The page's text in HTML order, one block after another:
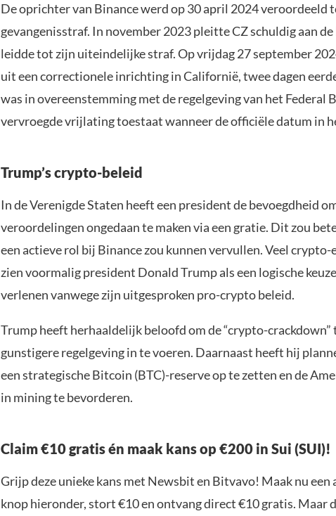
De oprichter van Binance werd op 30 april 2024 veroordeeld
gevangenisstraf. In november 2023 pleitte CZ schuldig aan
leidde tot zijn uiteindelijke straf. Op vrijdag 27 september
uit een correctionele inrichting in Californië, twee dagen
was in overeenstemming met de regelgeving van het Federal
vervroegde vrijlating toestaat wanneer de officiële datum in
Trump’s crypto-beleid
In de Verenigde Staten heeft een president de bevoegdheid
veroordelingen ongedaan te maken via een gratie. Dit zou
een actieve rol bij Binance zou kunnen vervullen. Veel
zien voormalig president Donald Trump als een logische
verlenen vanwege zijn uitgesproken pro-crypto beleid.
Trump heeft herhaaldelijk beloofd om de “crypto-crackdown”
gunstigere regelgeving in te voeren. Daarnaast heeft hij
een strategische Bitcoin (BTC)-reserve op te zetten en de
in mining te bevorderen.
Claim €10 gratis én maak kans op €200 in Sui (SUI)!
Grijp deze unieke kans met Newsbit en Bitvavo! Maak nu een
knop hieronder, stort €10 en ontvang direct €10 gratis. Maar